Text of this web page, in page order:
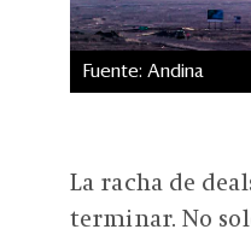
Fuente: Andina
La racha de
terminar. No